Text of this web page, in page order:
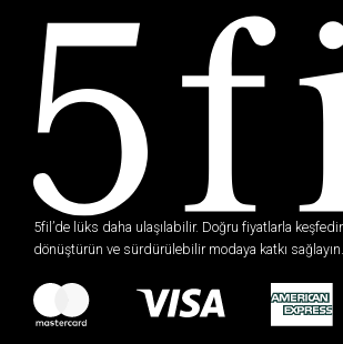
5fil’de lüks daha ulaşılabilir. Doğru fiyatlarla
dönüştürün ve sürdürülebilir modaya katkı sağlayın.